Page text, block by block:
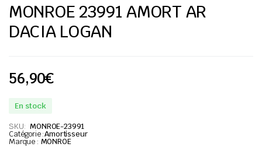
MONROE 23991 AMORT AR
DACIA LOGAN
56,90€
En stock
SKU: MONROE-23991
Catégorie :Amortisseur
Marque : MONROE